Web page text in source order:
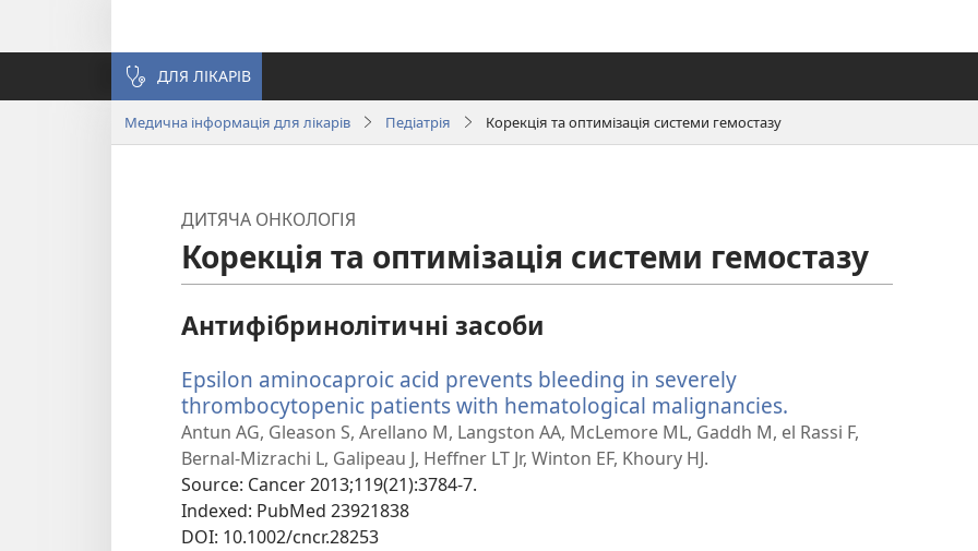
ДЛЯ ЛІКАРІВ
Медична інформація для лікарів Педіатрія Корекція та оптимізація системи гемостазу
ДИТЯЧА ОНКОЛОГІЯ
Корекція та оптимізація системи гемостазу
Антифібринолітичні засоби
Epsilon aminocaproic acid prevents bleeding in severely
thrombocytopenic patients with hematological malignancies.
у
Antun AG, Gleason S, Arellano M, Langston AA, McLemore ML, Gaddh M, el Rassi F,
Bernal-Mizrachi L, Galipeau J, Heffner LT Jr, Winton EF, Khoury HJ.
Source‎: Cancer 2013;119(21):3784-7.
Indexed‎: PubMed 23921838
DOI‎: 10.1002/cncr.28253